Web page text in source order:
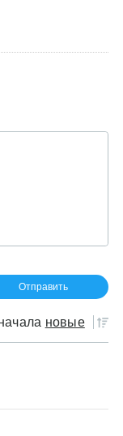
новые